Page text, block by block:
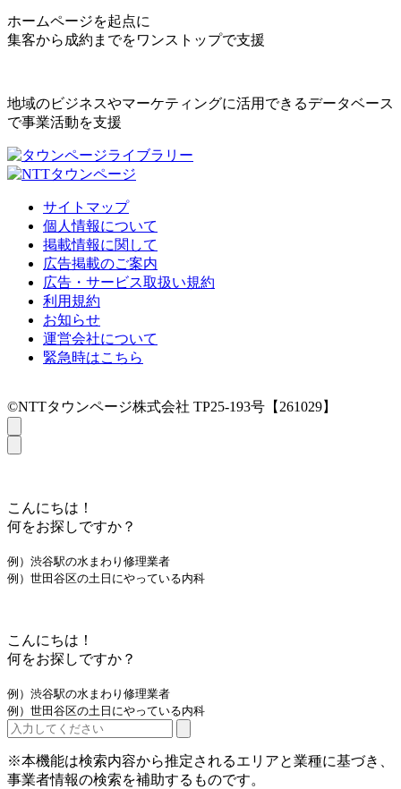
ホームページを起点に
集客から成約までをワンストップで支援
地域のビジネスやマーケティングに活用できるデータベース
で事業活動を支援
サイトマップ
個人情報について
掲載情報に関して
広告掲載のご案内
広告・サービス取扱い規約
利用規約
お知らせ
運営会社について
緊急時はこちら
©NTTタウンページ株式会社 TP25-193号【261029】
こんにちは！
何をお探しですか？
例）渋谷駅の水まわり修理業者
例）世田谷区の土日にやっている内科
こんにちは！
何をお探しですか？
例）渋谷駅の水まわり修理業者
例）世田谷区の土日にやっている内科
※本機能は検索内容から推定されるエリアと業種に基づき、
事業者情報の検索を補助するものです。